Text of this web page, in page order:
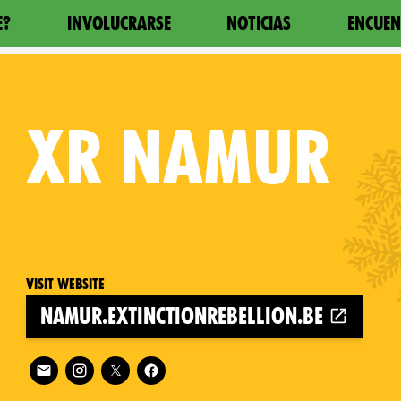
INVOLUCRARSE NOTICIAS
XR NAMUR
Visit website
namur.extinctionrebellion.be
Follow XR Namur on